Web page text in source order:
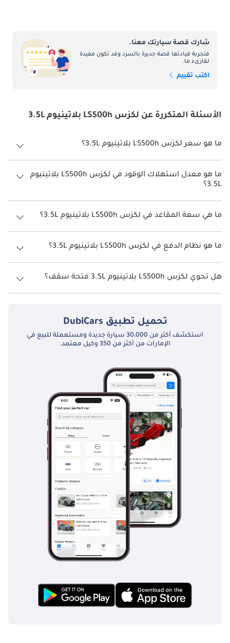
شارك قصة سيارتك معنا.
فتجربة قيادتها قصة جديرة بالسرد وقد تكون مفيدة
لقارىء ما.
اكتب تقييم
الأسئلة المتكررة عن لكزس LS500h بلاتينيوم 3.5L
ما هو سعر لكزس LS500h بلاتينيوم 3.5L؟
سعر لكزس LS500h بلاتينيوم 3.5L هو درهم 457,000.
ما هو معدل استهلاك الوقود في لكزس LS500h بلاتينيوم
3.5L؟
يبلغ معدل استهلاك الوقود المقترح من الشركة المصنعة لسيارة لكزس
LS500h 2026 من 12كم/ليتر.
ما هي سعة المقاعد في لكزس LS500h بلاتينيوم 3.5L؟
تتسع لكزس LS500h بلاتينيوم 3.5L لأ 5 أشخاص.
ما هو نظام الدفع في لكزس LS500h بلاتينيوم 3.5L؟
نظام الدفع في لكزس LS500h Rear Wheel Drive بلاتينيوم 3.5L.
هل تحوي لكزس LS500h بلاتينيوم 3.5L فتحة سقف؟
نعم توفر لكزس LS500h بلاتينيوم 3.5L فتحة السقف كخيار.
تحميل تطبيق DubiCars
استكشف أكثر من 30،000 سيارة جديدة ومستعملة للبيع في
الإمارات من أكثر من 350 وكيل معتمد.